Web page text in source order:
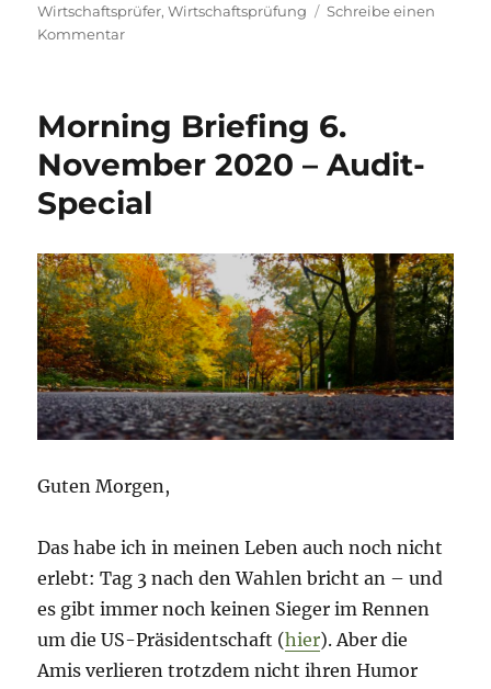
Wirtschaftsprüfer,Wirtschaftsprüfung
Schreibe einen
Kommentarzu
12.
März
2021
–
Audit
bekommt
die
Abschlussprüfung
doch
wieder
Zähne?
Morning Briefing 6.
November 2020 – Audit-
Special
Guten Morgen,
Das habe ich in meinen Leben auch noch nicht
erlebt: Tag 3 nach den Wahlen bricht an – und
es gibt immer noch keinen Sieger im Rennen
um die US-Präsidentschaft (hier). Aber die
Amis verlieren trotzdem nicht ihren Humor